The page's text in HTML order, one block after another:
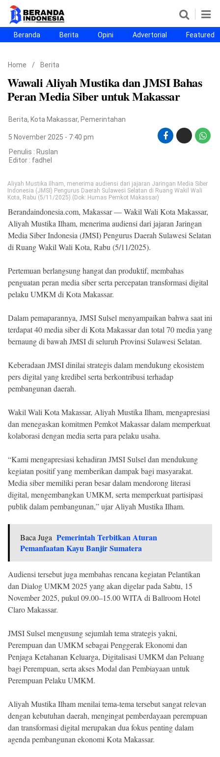
Beranda
Berita
Opini
Advertorial
Featured
Beranda25
SEGMEN
Nusantara
Jabodetabek
Sulselbar
Kota Makassar
Copyright
2026
Beranda
Indonesia
.
All
Beranda Berita Opini Advertorial Featured
Home / Berita
Wawali Aliyah Mustika dan JMSI Bahas
Peran Media Siber untuk Makassar
Berita, Kota Makassar, Pemerintahan
5 November 2025 - 7:40 pm
Penulis : Ruslan
Editor : fadhel
Aliyah Mustika Ilham, menerima audiensi dari jajaran Jaringan Media Siber
Indonesia (JMSI) Pengurus Daerah Sulawesi Selatan di Ruang Wakil Wali
Kota, Rabu (5/11/2025).(Dok: Humas Pemkot Makassar)
Berandaindonesia.com, Makassar — Wakil Wali Kota Makassar,
Aliyah Mustika Ilham, menerima audiensi dari jajaran Jaringan
Media Siber Indonesia (JMSI) Pengurus Daerah Sulawesi Selatan
di Ruang Wakil Wali Kota, Rabu (5/11/2025).
Pertemuan berlangsung hangat dan produktif, membahas
penguatan peran media siber serta percepatan transformasi digital
pelaku UMKM di Kota Makassar.
Dalam pemaparannya, JMSI Sulsel menyampaikan bahwa saat ini
terdapat 40 media siber di Kota Makassar dan total 70 media yang
bernaung di bawah JMSI di seluruh Provinsi Sulawesi Selatan.
Keberadaan JMSI dinilai strategis dalam mendukung ekosistem
pers digital yang kredibel serta berkontribusi terhadap
pembangunan daerah.
Wakil Wali Kota Makassar, Aliyah Mustika Ilham, mengapresiasi
dan menegaskan komitmen Pemkot Makassar dalam memperkuat
kolaborasi dengan media serta para pelaku usaha.
“Kami mengapresiasi kehadiran JMSI Sulsel dan mendukung
kegiatan positif yang memberikan dampak bagi masyarakat.
Media siber memiliki peran besar dalam mendorong literasi
digital, mengembangkan UMKM, serta memperkuat partisipasi
publik dalam pembangunan,” ujar Aliyah Mustika Ilham.
Baca Juga Pemerintah Terbitkan Aturan
Pemanfaatan Kayu Banjir Sumatera
Audiensi tersebut juga membahas rencana kegiatan Pelantikan
dan Dialog UMKM 2025 yang akan digelar pada Sabtu, 15
November 2025, pukul 09.00–15.00 WITA di Ballroom Hotel
Claro Makassar.
JMSI Sulsel mengusung sejumlah tema strategis yakni,
Perempuan dan UMKM sebagai Penggerak Ekonomi dan
Penjaga Ketahanan Keluarga, Digitalisasi UMKM dan Peluang
bagi Perempuan, serta akses Modal dan Pembiayaan untuk
Perempuan Pelaku UMKM.
Aliyah Mustika Ilham menilai tema-tema tersebut sangat relevan
dengan kebutuhan daerah, mengingat pemberdayaan perempuan
dan transformasi digital merupakan dua fokus penting dalam
agenda pembangunan ekonomi Kota Makassar.